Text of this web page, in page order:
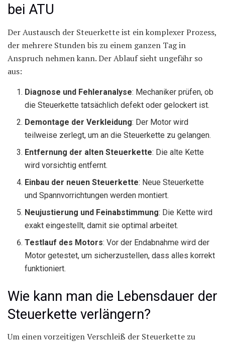
bei ATU
Der Austausch der Steuerkette ist ein komplexer Prozess,
der mehrere Stunden bis zu einem ganzen Tag in
Anspruch nehmen kann. Der Ablauf sieht ungefähr so
aus:
Diagnose und Fehleranalyse: Mechaniker prüfen, ob
die Steuerkette tatsächlich defekt oder gelockert ist.
Demontage der Verkleidung: Der Motor wird
teilweise zerlegt, um an die Steuerkette zu gelangen.
Entfernung der alten Steuerkette: Die alte Kette
wird vorsichtig entfernt.
Einbau der neuen Steuerkette: Neue Steuerkette
und Spannvorrichtungen werden montiert.
Neujustierung und Feinabstimmung: Die Kette wird
exakt eingestellt, damit sie optimal arbeitet.
Testlauf des Motors: Vor der Endabnahme wird der
Motor getestet, um sicherzustellen, dass alles korrekt
funktioniert.
Wie kann man die Lebensdauer der
Steuerkette verlängern?
Um einen vorzeitigen Verschleiß der Steuerkette zu